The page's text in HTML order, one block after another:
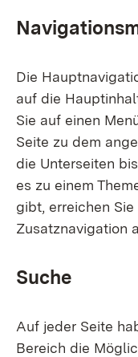
Die
auf die
Sie auf einen
Seite zu dem
die Unterseiten
es zu einem
gibt, erreichen
Zusatznavigation
Suche
Auf jeder Seite
Bereich die